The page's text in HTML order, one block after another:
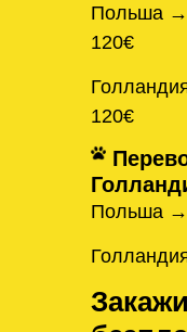
Польша →
120€
120€
Польша →